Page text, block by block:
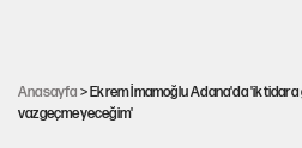
Anasayfa > Ekrem İmamoğlu Adana'da
vazgeçmeyeceğim'